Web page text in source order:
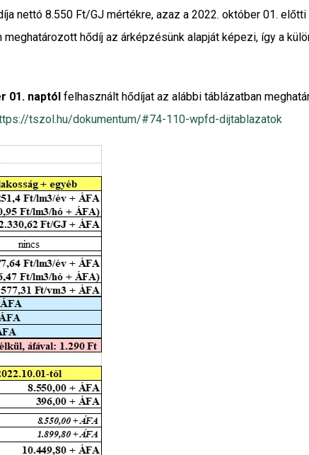
nettó 8.550 Ft/GJ mértékre, azaz a 2022. október 01.
hődíj az árképzésünk alapját képezi, így a
01. naptól felhasznált hődíjat az alábbi táblázatban
tszol.hu/dokumentum/#74-110-wpfd-dijtablazatok